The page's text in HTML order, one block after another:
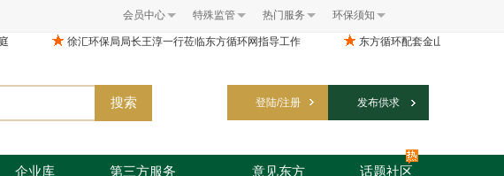
环保须知
热门服务
特殊监管
会员中心
搜索 登陆/注册 发布供求
企业库 第三方服务 意见东方 话题社区